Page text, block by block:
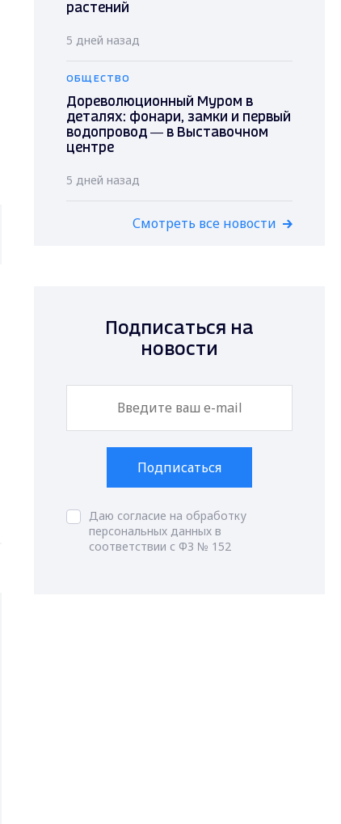
растений
5 дней назад
ОБЩЕСТВО
Дореволюционный Муром в
деталях: фонари, замки и первый
водопровод — в Выставочном
центре
5 дней назад
Смотреть все новости
Подписаться на
новости
Подписаться
Даю согласие на обработку
персональных данных в
соответствии с ФЗ № 152